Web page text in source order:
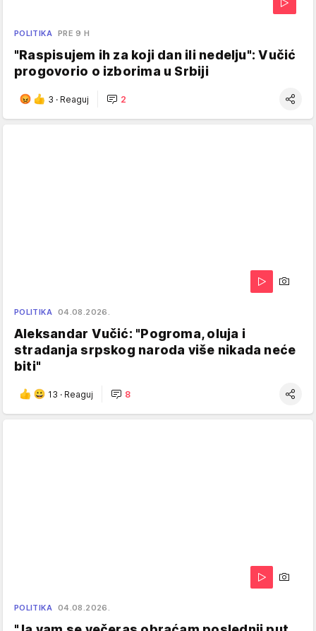
POLITIKA PRE 9 H
"Raspisujem ih za koji dan ili nedelju": Vučić
progovorio o izborima u Srbiji
3 · Reaguj 2
POLITIKA 04.08.2026.
Aleksandar Vučić: "Pogroma, oluja i
stradanja srpskog naroda više nikada neće
biti"
13 · Reaguj 8
POLITIKA 04.08.2026.